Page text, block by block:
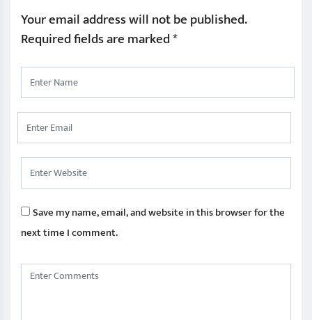
Your email address will not be published.
Required fields are marked*
Save my name, email, and website in this browser for the
next time I comment.